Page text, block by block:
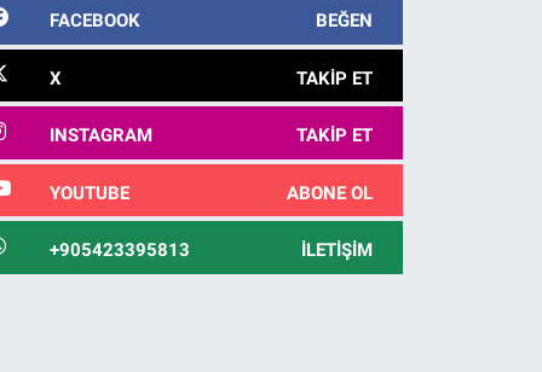
FACEBOOK BEĞEN
X TAKIP ET
INSTAGRAM TAKIP ET
YOUTUBE ABONE OL
+905423395813 İLETIŞIM